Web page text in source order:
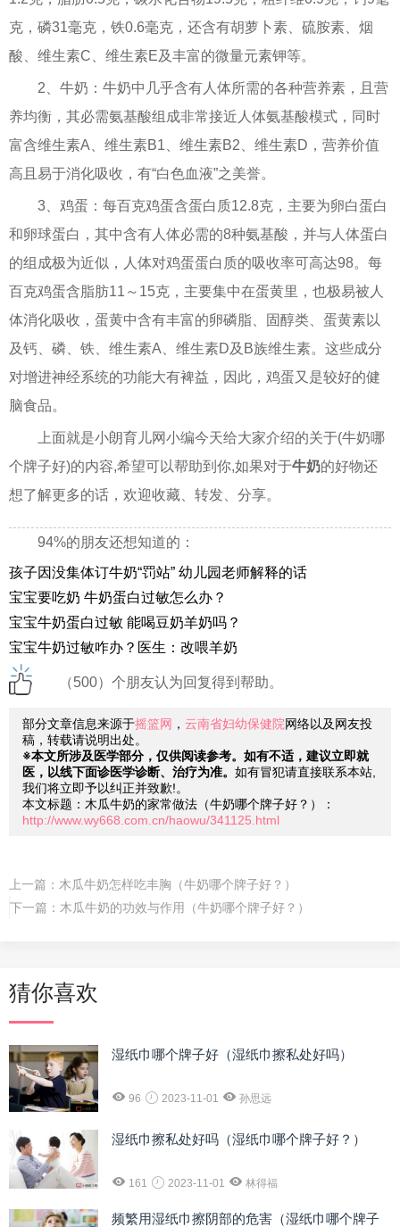
克，磷31毫克，铁0.6毫克，还含有胡萝卜素、硫胺素、烟
酸、维生素C、维生素E及丰富的微量元素钾等。
2、牛奶：牛奶中几乎含有人体所需的各种营养素，且营
养均衡，其必需氨基酸组成非常接近人体氨基酸模式，同时
富含维生素A、维生素B1、维生素B2、维生素D，营养价值
高且易于消化吸收，有“白色血液”之美誉。
3、鸡蛋：每百克鸡蛋含蛋白质12.8克，主要为卵白蛋白
和卵球蛋白，其中含有人体必需的8种氨基酸，并与人体蛋白
的组成极为近似，人体对鸡蛋蛋白质的吸收率可高达98。每
百克鸡蛋含脂肪11～15克，主要集中在蛋黄里，也极易被人
体消化吸收，蛋黄中含有丰富的卵磷脂、固醇类、蛋黄素以
及钙、磷、铁、维生素A、维生素D及B族维生素。这些成分
对增进神经系统的功能大有裨益，因此，鸡蛋又是较好的健
脑食品。
上面就是小朗育儿网小编今天给大家介绍的关于(牛奶哪
个牌子好)的内容,希望可以帮助到你,如果对于牛奶的好物还
想了解更多的话，欢迎收藏、转发、分享。
94%的朋友还想知道的：
孩子因没集体订牛奶“罚站” 幼儿园老师解释的话
宝宝要吃奶 牛奶蛋白过敏怎么办？
宝宝牛奶蛋白过敏 能喝豆奶羊奶吗？
宝宝牛奶过敏咋办？医生：改喂羊奶
（500）个朋友认为回复得到帮助。
部分文章信息来源于摇篮网 ， 云南省妇幼保健院网络以及网友投
稿，转载请说明出处。
※本文所涉及医学部分，仅供阅读参考。如有不适，建议立即就
医，以线下面诊医学诊断、治疗为准。 如有冒犯请直接联系本站,
我们将立即予以纠正并致歉!。
本文标题：木瓜牛奶的家常做法（牛奶哪个牌子好？）：
http://www.wy668.com.cn/haowu/341125.html
上一篇： 木瓜牛奶怎样吃丰胸（牛奶哪个牌子好？）
下一篇： 木瓜牛奶的功效与作用（牛奶哪个牌子好？）
猜你喜欢
湿纸巾哪个牌子好（湿纸巾擦私处好吗）
96 2023-11-01 孙思远
湿纸巾擦私处好吗（湿纸巾哪个牌子好？）
161 2023-11-01 林得福
频繁用湿纸巾擦阴部的危害（湿纸巾哪个牌子